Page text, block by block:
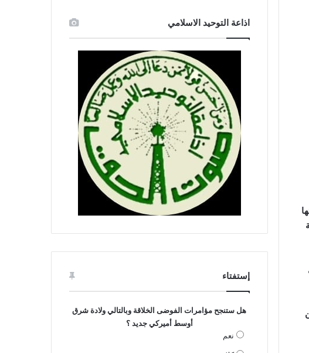
اذاعة التوحيد الاسلامي
إستفتاء
هل ستنجح مؤامرات الفوضى الخلاقة وبالتالي ولادة شرق
أوسط أميركي جديد ؟
نعم